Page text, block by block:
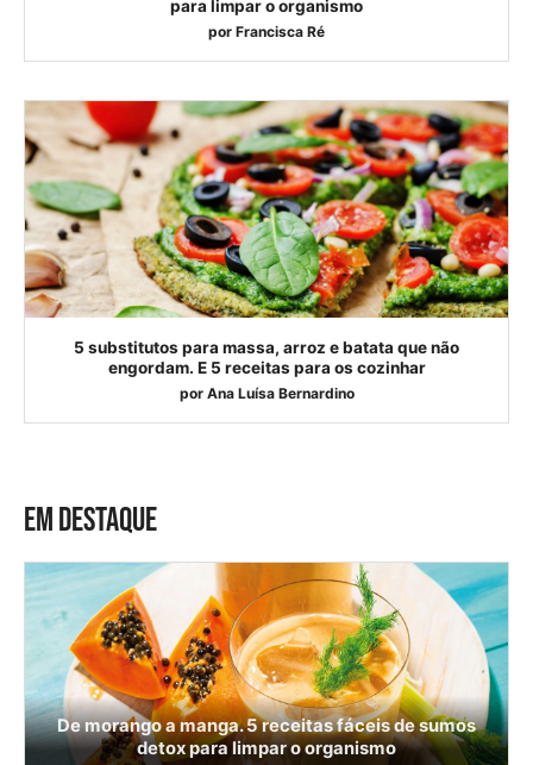
para limpar o organismo
por Francisca Ré
5 substitutos para massa, arroz e batata que não
engordam. E 5 receitas para os cozinhar
por Ana Luísa Bernardino
EM DESTAQUE
De morango a manga. 5 receitas fáceis de sumos
detox para limpar o organismo